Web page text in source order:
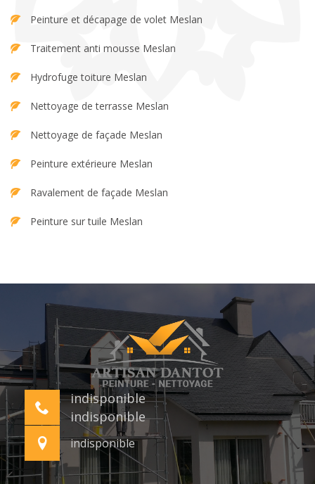
Peinture et décapage de volet Meslan
Traitement anti mousse Meslan
Hydrofuge toiture Meslan
Nettoyage de terrasse Meslan
Nettoyage de façade Meslan
Peinture extérieure Meslan
Ravalement de façade Meslan
Peinture sur tuile Meslan
indisponible
indisponible
indisponible